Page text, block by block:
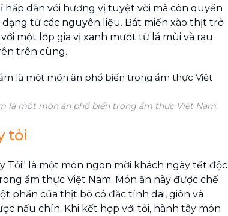
hấp dẫn với hương vị tuyệt vời mà còn quyến
dạng từ các nguyên liệu. Bát miến xào thịt trở
một lớp gia vị xanh mướt từ lá mùi và rau
trên cùng.
là một món ăn phổ biến trong ẩm thực Việt Nam.
tỏi
Tỏi" là một món ngon mời khách ngày tết độc
ẩm thực Việt Nam. Món ăn này được chế
phần của thịt bò có đặc tính dai, giòn và
nấu chín. Khi kết hợp với tỏi, hành tây món